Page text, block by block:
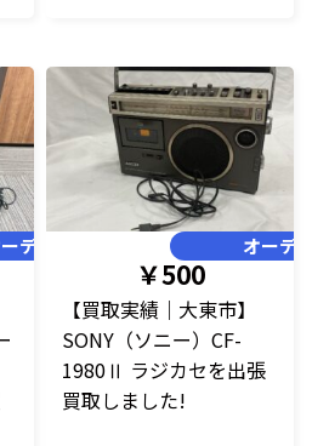
ディオ オーデ
￥500
【買取実績｜大東市】
SONY（ソニー）CF-
1980Ⅱ ラジカセを出張
買取しました!